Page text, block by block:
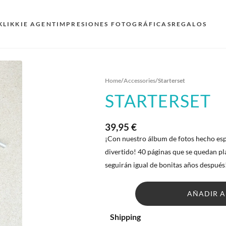
AGENT IMPRESIONES FOTOGRÁFICAS REGALOS
Home/Accessories/Starterset
STARTERSET
39,95 €
¡Con nuestro álbum de fotos hecho
divertido! 40 páginas que se quedan
seguirán igual de bonitas años
AÑADIR
Shipping